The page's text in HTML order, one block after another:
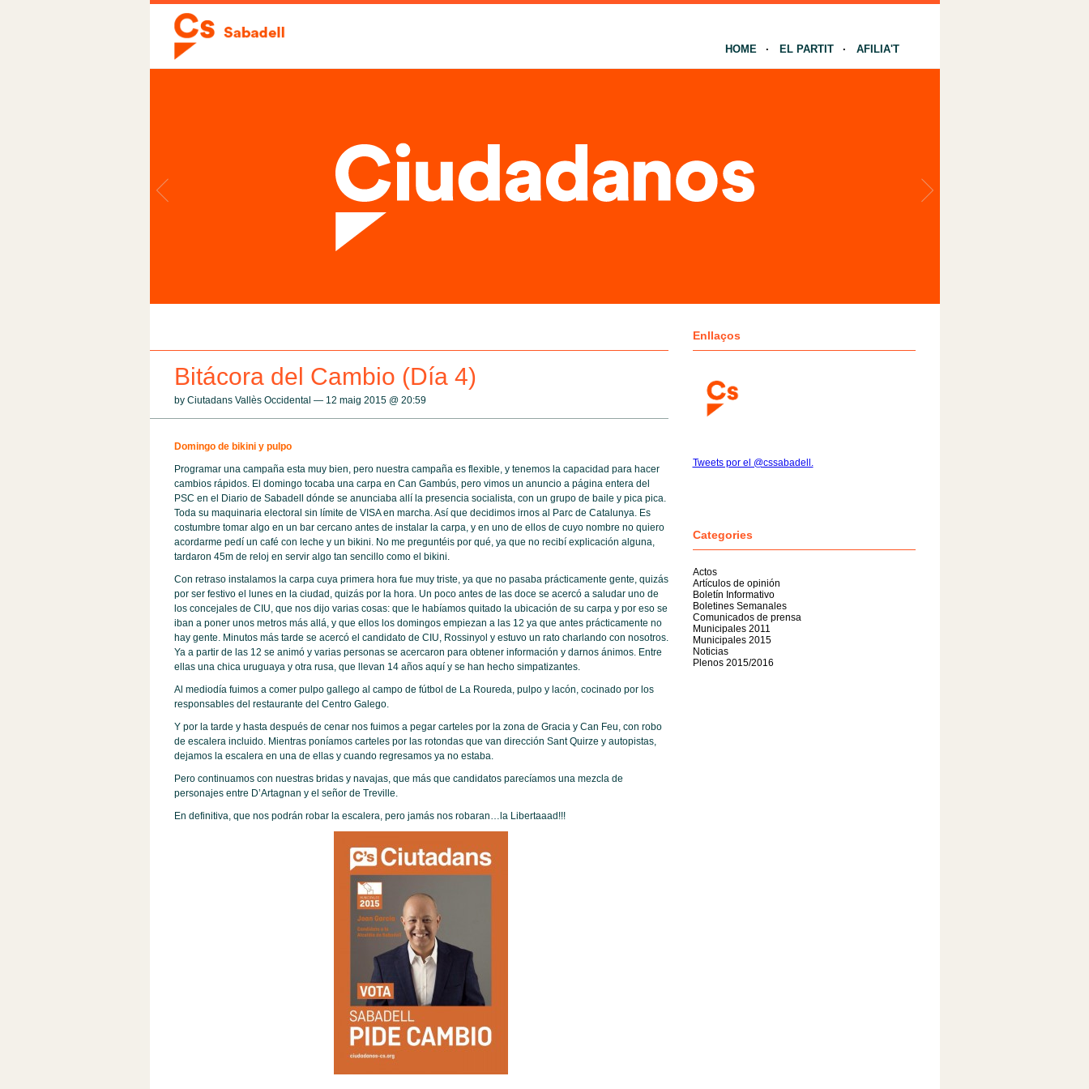
HOME EL PARTIT AFILIA'T
Bitácora del Cambio (Día 4)
by Ciutadans Vallès Occidental — 12 maig 2015 @ 20:59
Domingo de bikini y pulpo
Programar una campaña esta muy bien, pero nuestra campaña es flexible, y tenemos la capacidad para hacer
cambios rápidos. El domingo tocaba una carpa en Can Gambús, pero vimos un anuncio a página entera del
PSC en el Diario de Sabadell dónde se anunciaba allí la presencia socialista, con un grupo de baile y pica pica.
Toda su maquinaria electoral sin límite de VISA en marcha. Así que decidimos irnos al Parc de Catalunya. Es
costumbre tomar algo en un bar cercano antes de instalar la carpa, y en uno de ellos de cuyo nombre no quiero
acordarme pedí un café con leche y un bikini. No me preguntéis por qué, ya que no recibí explicación alguna,
tardaron 45m de reloj en servir algo tan sencillo como el bikini.
Con retraso instalamos la carpa cuya primera hora fue muy triste, ya que no pasaba prácticamente gente, quizás
por ser festivo el lunes en la ciudad, quizás por la hora. Un poco antes de las doce se acercó a saludar uno de
los concejales de CIU, que nos dijo varias cosas: que le habíamos quitado la ubicación de su carpa y por eso se
iban a poner unos metros más allá, y que ellos los domingos empiezan a las 12 ya que antes prácticamente no
hay gente. Minutos más tarde se acercó el candidato de CIU, Rossinyol y estuvo un rato charlando con nosotros.
Ya a partir de las 12 se animó y varias personas se acercaron para obtener información y darnos ánimos. Entre
ellas una chica uruguaya y otra rusa, que llevan 14 años aquí y se han hecho simpatizantes.
Al mediodía fuimos a comer pulpo gallego al campo de fútbol de La Roureda, pulpo y lacón, cocinado por los
responsables del restaurante del Centro Galego.
Y por la tarde y hasta después de cenar nos fuimos a pegar carteles por la zona de Gracia y Can Feu, con robo
de escalera incluido. Mientras poníamos carteles por las rotondas que van dirección Sant Quirze y autopistas,
dejamos la escalera en una de ellas y cuando regresamos ya no estaba.
Pero continuamos con nuestras bridas y navajas, que más que candidatos parecíamos una mezcla de
personajes entre D’Artagnan y el señor de Treville.
En definitiva, que nos podrán robar la escalera, pero jamás nos robaran…la Libertaaad!!!
Enllaços
Tweets por el @cssabadell.
Categories
Actos
Artículos de opinión
Boletín Informativo
Boletines Semanales
Comunicados de prensa
Municipales 2011
Municipales 2015
Noticias
Plenos 2015/2016